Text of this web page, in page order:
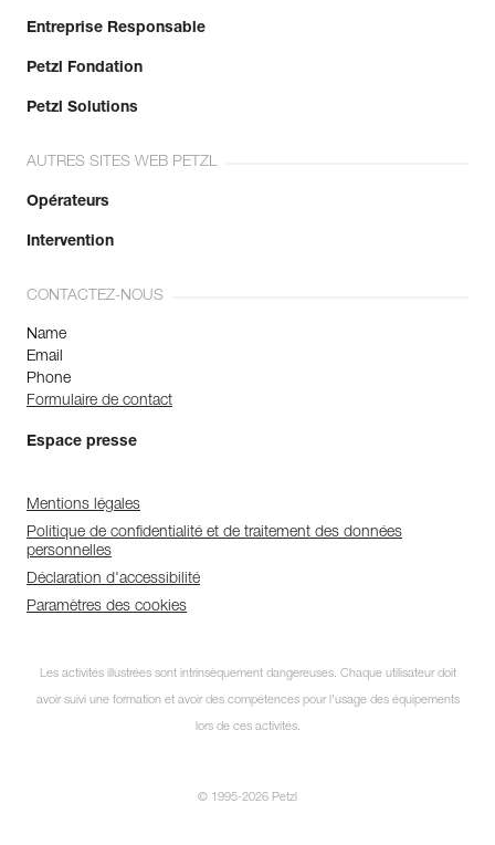
newsletter
et restez connecté à notre
Entreprise Responsable
Petzl Fondation
Petzl Solutions
AUTRES SITES WEB PETZL
Opérateurs
Intervention
CONTACTEZ-NOUS
Name
Email
Phone
Formulaire de contact
Espace presse
Mentions légales
Politique de confidentialité et de traitement des données
personnelles
Déclaration d'accessibilité
Paramètres des cookies
Les activités illustrées sont intrinsèquement dangereuses. Chaque utilisateur doit
avoir suivi une formation et avoir des compétences pour l’usage des équipements
lors de ces activités.
© 1995-2026 Petzl